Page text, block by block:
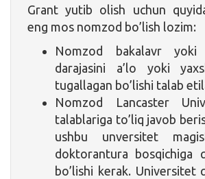
Grant yutib olish uchun
eng mos nomzod bo’lish lozim:
Nomzod bakalavr yoki
darajasini a’lo yoki
tugallagan bo’lishi talab
Nomzod Lancaster
talablariga to’liq javob
ushbu unversitet
doktorantura bosqichiga
bo’lishi kerak. Universitet